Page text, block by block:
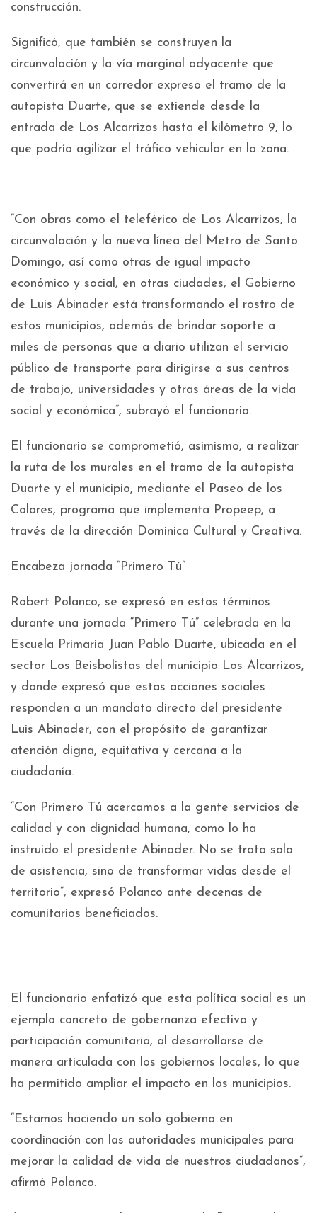
construcción.
Significó, que también se construyen la
circunvalación y la vía marginal adyacente que
convertirá en un corredor expreso el tramo de la
autopista Duarte, que se extiende desde la
entrada de Los Alcarrizos hasta el kilómetro 9, lo
que podría agilizar el tráfico vehicular en la zona.
“Con obras como el teleférico de Los Alcarrizos, la
circunvalación y la nueva línea del Metro de Santo
Domingo, así como otras de igual impacto
económico y social, en otras ciudades, el Gobierno
de Luis Abinader está transformando el rostro de
estos municipios, además de brindar soporte a
miles de personas que a diario utilizan el servicio
público de transporte para dirigirse a sus centros
de trabajo, universidades y otras áreas de la vida
social y económica”, subrayó el funcionario.
El funcionario se comprometió, asimismo, a realizar
la ruta de los murales en el tramo de la autopista
Duarte y el municipio, mediante el Paseo de los
Colores, programa que implementa Propeep, a
través de la dirección Dominica Cultural y Creativa.
Encabeza jornada “Primero Tú“
Robert Polanco, se expresó en estos términos
durante una jornada “Primero Tú” celebrada en la
Escuela Primaria Juan Pablo Duarte, ubicada en el
sector Los Beisbolistas del municipio Los Alcarrizos,
y donde expresó que estas acciones sociales
responden a un mandato directo del presidente
Luis Abinader, con el propósito de garantizar
atención digna, equitativa y cercana a la
ciudadanía.
“Con Primero Tú acercamos a la gente servicios de
calidad y con dignidad humana, como lo ha
instruido el presidente Abinader. No se trata solo
de asistencia, sino de transformar vidas desde el
territorio”, expresó Polanco ante decenas de
comunitarios beneficiados.
El funcionario enfatizó que esta política social es un
ejemplo concreto de gobernanza efectiva y
participación comunitaria, al desarrollarse de
manera articulada con los gobiernos locales, lo que
ha permitido ampliar el impacto en los municipios.
“Estamos haciendo un solo gobierno en
coordinación con las autoridades municipales para
mejorar la calidad de vida de nuestros ciudadanos”,
afirmó Polanco.